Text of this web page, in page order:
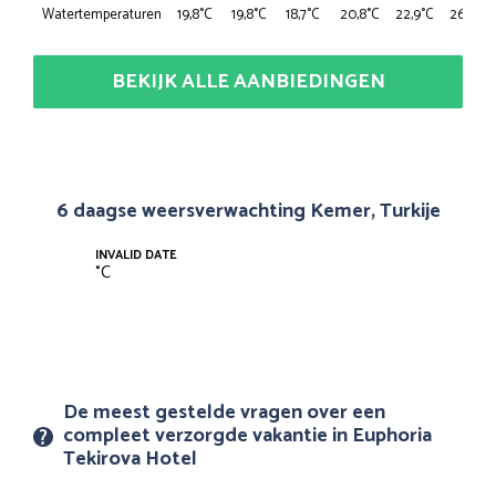
Watertemperaturen
19,8°C 19,8°C 18,7°C 20,8°C 22,9°C 26,0°C
BEKIJK ALLE AANBIEDINGEN
6 daagse weersverwachting Kemer, Turkije
INVALID DATE
°C
De meest gestelde vragen over een
compleet verzorgde vakantie in Euphoria
Tekirova Hotel